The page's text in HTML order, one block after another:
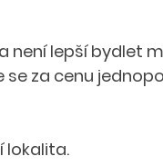
není lepší bydlet
se za cenu
lokalita.